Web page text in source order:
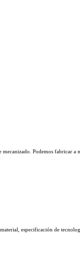
Podemos fabricar a
especificación de